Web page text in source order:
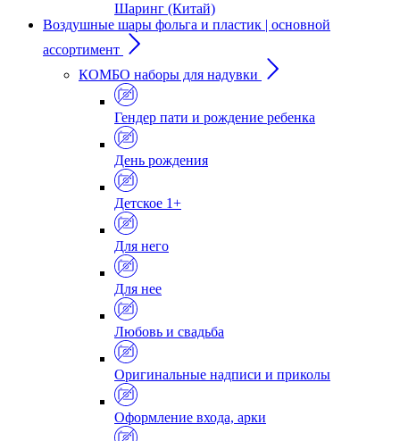
Шаринг (Китай)
Воздушные шары фольга и пластик | основной
ассортимент
КОМБО наборы для надувки
Гендер пати и рождение ребенка
День рождения
Детское 1+
Для него
Для нее
Любовь и свадьба
Оригинальные надписи и приколы
Оформление входа, арки